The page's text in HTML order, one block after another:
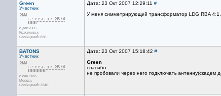
Green
Участник
с дек 2005
Красноярск
Сообщений: 836
Дата: 23 Окт 2007 12:29:11 #
У меня симметрирующий трансформатор LDG RBA 4:1,
BATONS
Участник
с сен 2005
Москва
Сообщений: 3346
Дата: 23 Окт 2007 15:18:42 #
Green
спасибо.
не пробовали через него подключать антенну(скадем